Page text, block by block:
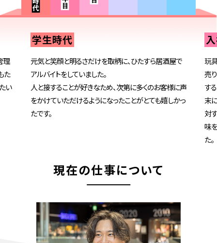
理
た
い
学生時代
元気と笑顔と明るさだけを取柄に、ひたすら居酒屋で
アルバイトをしていました。
人と接することが好きなため、次第に多くのお客様に声
をかけていただけるようになったことがとても嬉しかっ
たです。
玩
売
す
末
対
味
た。
現在の仕事について